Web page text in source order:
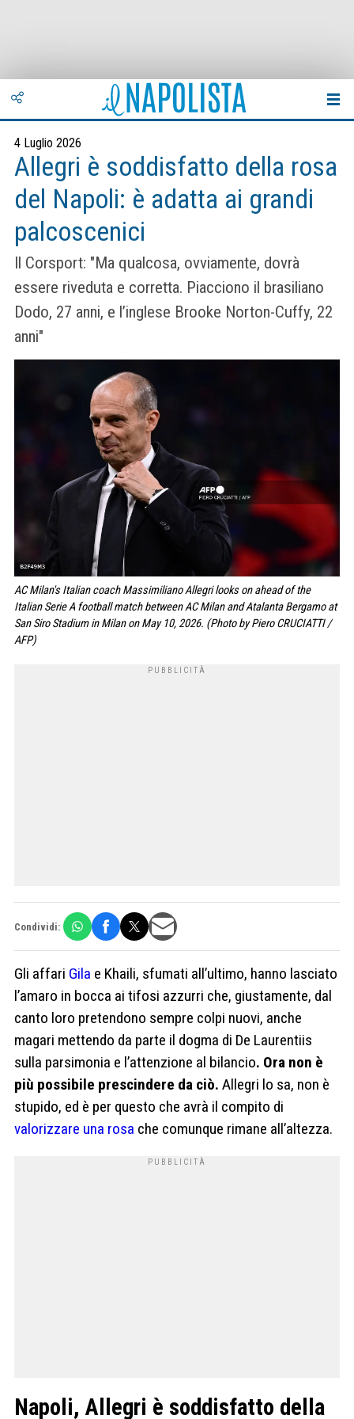
4 Luglio 2026
Allegri è soddisfatto della rosa
del Napoli: è adatta ai grandi
palcoscenici
Il Corsport: "Ma qual­cosa, ovvia­mente, dovrà
essere rive­duta e cor­retta. Piac­ciono il bra­si­liano
Dodo, 27 anni, e l’inglese Brooke Nor­ton-Cuffy, 22
anni"
AC Milan's Italian coach Massimiliano Allegri looks on ahead of the
Italian Serie A football match between AC Milan and Atalanta Bergamo at
San Siro Stadium in Milan on May 10, 2026. (Photo by Piero CRUCIATTI /
AFP)
Condividi:
Gli affari Gila e Khaili, sfumati all’ultimo, hanno lasciato
l’amaro in bocca ai tifosi azzurri che, giustamente, dal
canto loro pretendono sempre colpi nuovi, anche
magari mettendo da parte il dogma di De Laurentiis
sulla parsimonia e l’attenzione al bilancio. Ora non è
più possibile prescindere da ciò. Allegri lo sa, non è
stupido, ed è per questo che avrà il compito di
valorizzare una rosa che comunque rimane all’altezza.
Napoli, Allegri è soddisfatto della